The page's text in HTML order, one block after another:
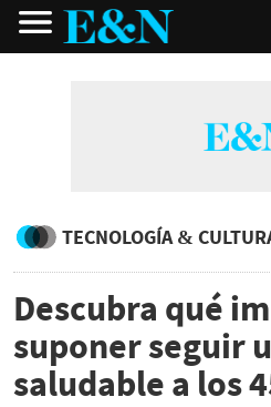
TECNOLOGÍA &
Descubra qué
suponer seguir
saludable a los